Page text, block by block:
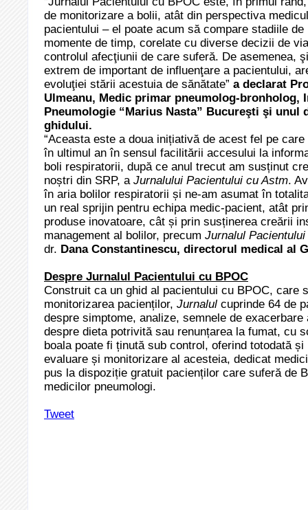
de monitorizare a bolii, atât din perspectiva
pacientului – el poate acum să compare stadiile
momente de timp, corelate cu diverse decizii de
controlul afecţiunii de care suferă. De asemenea,
extrem de important de influenţare a pacientului,
evoluţiei stării acestuia de sănătate” a declarat
Ulmeanu, Medic primar pneumolog-bronholog,
Pneumologie “Marius Nasta” Bucureşti şi unul
ghidului.
“Aceasta este a doua inițiativă de acest fel pe
în ultimul an în sensul facilitării accesului la
boli respiratorii, după ce anul trecut am susținut
noștri din SRP, a Jurnalului Pacientului cu Astm.
în aria bolilor respiratorii și ne-am asumat în
un real sprijin pentru echipa medic-pacient, atât
produse inovatoare, cât și prin susținerea creării
management al bolilor, precum Jurnalul
dr. Dana Constantinescu, directorul medical al
Despre Jurnalul Pacientului cu BPOC
Construit ca un ghid al pacientului cu BPOC, care
monitorizarea pacienților, Jurnalul cuprinde 64 de
despre simptome, analize, semnele de
despre dieta potrivită sau renunțarea la fumat, cu
boala poate fi ținută sub control, oferind totodată
evaluare și monitorizare al acesteia, dedicat
pus la dispoziție gratuit pacienților care suferă de
medicilor pneumologi.
Tweet